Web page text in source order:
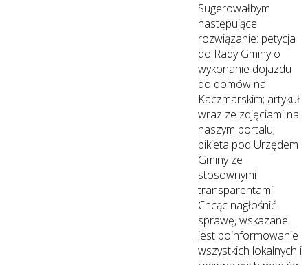
Sugerowałbym
następujące
rozwiązanie: petycja
do Rady Gminy o
wykonanie dojazdu
do domów na
Kaczmarskim; artykuł
wraz ze zdjęciami na
naszym portalu;
pikieta pod Urzędem
Gminy ze
stosownymi
transparentami.
Chcąc nagłośnić
sprawę, wskazane
jest poinformowanie
wszystkich lokalnych i